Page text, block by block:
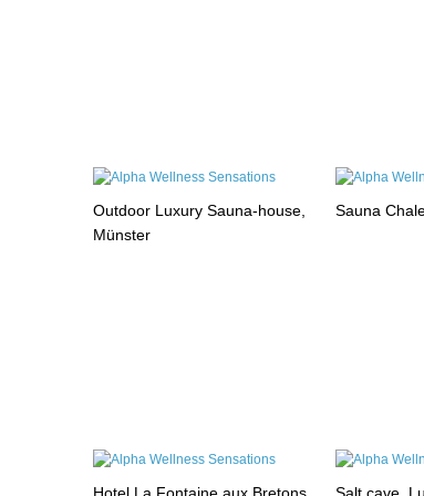
Outdoor Luxury Sauna-house,
Münster
Sauna